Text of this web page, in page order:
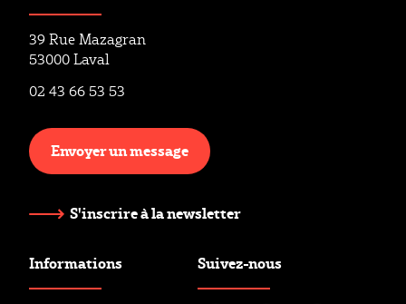
39 Rue Mazagran
53000 Laval
02 43 66 53 53
Envoyer un message
S'inscrire à la newsletter
Informations Suivez-nous